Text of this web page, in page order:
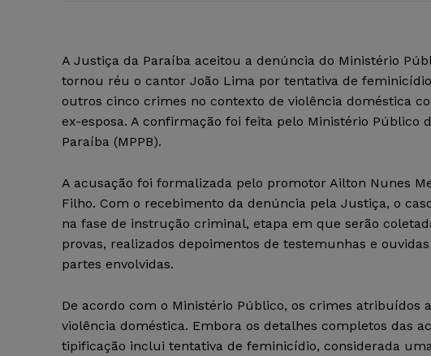
A Justiça da Paraíba aceitou a denúncia do Ministério
tornou réu o cantor João Lima por tentativa de
outros cinco crimes no contexto de violência doméstica
ex-esposa. A confirmação foi feita pelo Ministério Público
Paraíba (MPPB).
A acusação foi formalizada pelo promotor Ailton Nunes
Filho. Com o recebimento da denúncia pela Justiça, o
na fase de instrução criminal, etapa em que serão
provas, realizados depoimentos de testemunhas e ouvidas
partes envolvidas.
De acordo com o Ministério Público, os crimes atribuídos
violência doméstica. Embora os detalhes completos das
tipificação inclui tentativa de feminicídio, considerada